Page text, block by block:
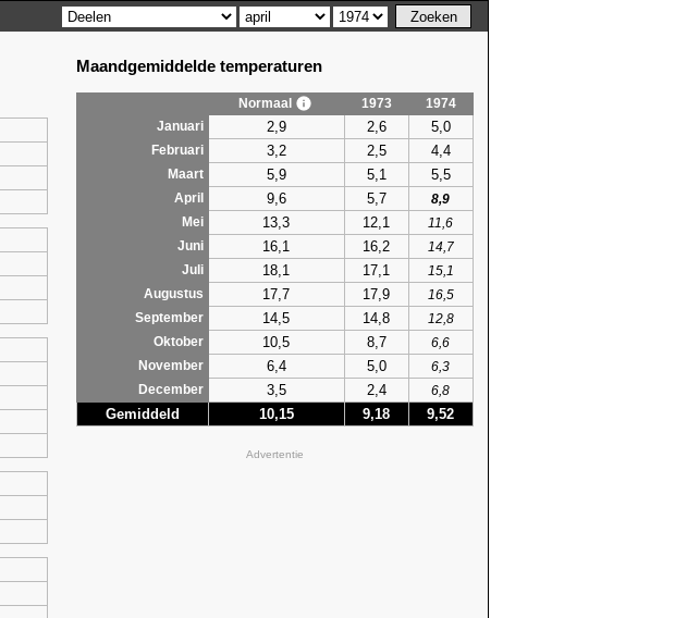
Maandgemiddelde temperaturen
Normaal 1973
1974
Januari
2,9 2,6 5,0
Februari 3,2 2,5 4,4
Maart 5,9 5,1 5,5
April 9,6 5,7
8,9
Mei
13,3 12,1
11,6
Juni
16,1 16,2
14,7
Juli
18,1 17,1
15,1
Augustus
17,7 17,9
16,5
September
14,5 14,8
12,8
Oktober
10,5 8,7
6,6
November
6,4 5,0
6,3
December
3,5 2,4 6,8
Gemiddeld 10,15 9,18 9,52
Advertentie